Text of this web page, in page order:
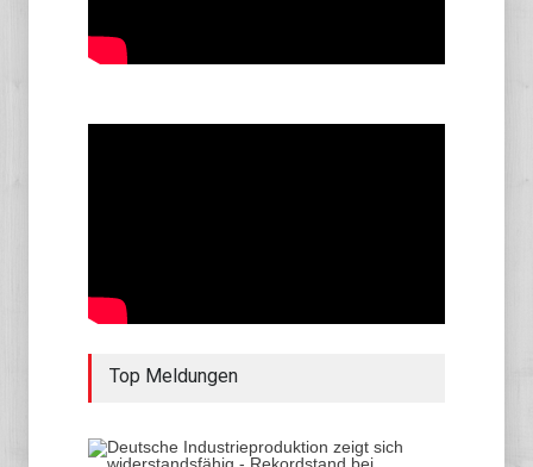
Top Meldungen